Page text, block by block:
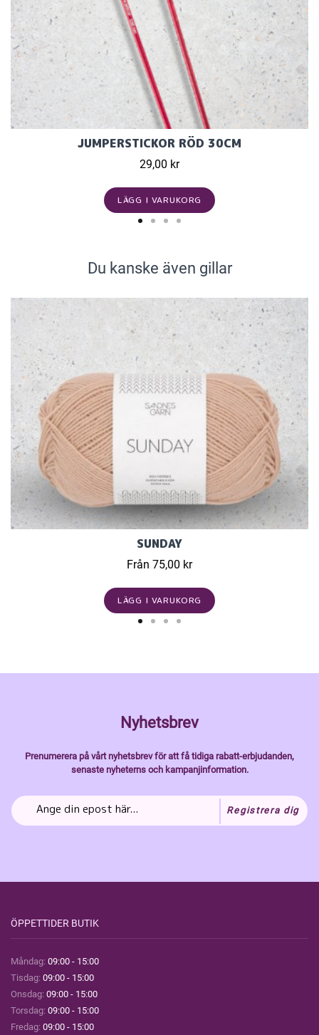
JUMPERSTICKOR RÖD 30CM
29,00 kr
LÄGG I VARUKORG
Du kanske även gillar
SUNDAY
Från 75,00 kr
LÄGG I VARUKORG
Nyhetsbrev
Prenumerera på vårt nyhetsbrev för att få tidiga rabatt-erbjudanden,
senaste nyheterns och kampanjinformation.
Registrera dig
ÖPPETTIDER BUTIK
Måndag: 09:00 - 15:00
Tisdag: 09:00 - 15:00
Onsdag: 09:00 - 15:00
Torsdag: 09:00 - 15:00
Fredag: 09:00 - 15:00